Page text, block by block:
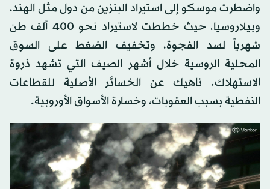
واضطرت موسكو إلى استيراد البنزين من دول مثل الهند،
وبيلاروسيا، حيث خططت لاستيراد نحو 400 ألف طن
شهرياً لسد الفجوة، وتخفيف الضغط على السوق
المحلية الروسية خلال أشهر الصيف التي تشهد ذروة
الاستهلاك. ناهيك عن الخسائر الأصلية للقطاعات
النفطية بسبب العقوبات، وخسارة الأسواق الأوروبية.